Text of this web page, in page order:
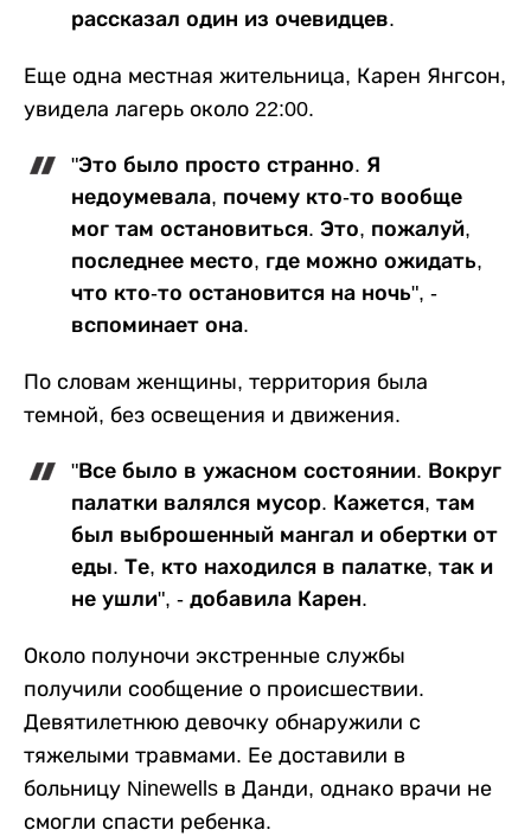
рассказал один из очевидцев.
Еще одна местная жительница, Карен Янгсон,
увидела лагерь около 22:00.
"Это было просто странно. Я
недоумевала, почему кто-то вообще
мог там остановиться. Это, пожалуй,
последнее место, где можно ожидать,
что кто-то остановится на ночь", -
вспоминает она.
По словам женщины, территория была
темной, без освещения и движения.
"Все было в ужасном состоянии. Вокруг
палатки валялся мусор. Кажется, там
был выброшенный мангал и обертки от
еды. Те, кто находился в палатке, так и
не ушли", - добавила Карен.
Около полуночи экстренные службы
получили сообщение о происшествии.
Девятилетнюю девочку обнаружили с
тяжелыми травмами. Ее доставили в
больницу Ninewells в Данди, однако врачи не
смогли спасти ребенка.